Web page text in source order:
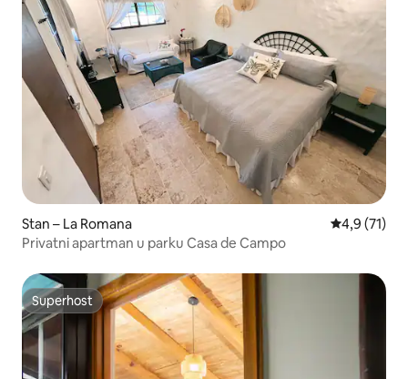
Stan – La Romana Prosječna
4,9 (71)
Privatni apartman u parku Casa de Campo
Superhost
Superhost